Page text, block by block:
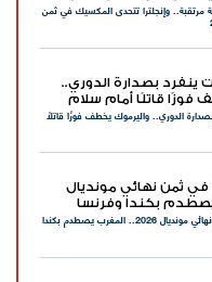
مرتقبة.. وإنجلترا تتحدى المكسيك في ثمن
بصدارة الدوري..
فوزًا قاتلًا أمام سلام
الدوري.. واليرموك يخطف فوزًا قاتلًا
في ثمن نهائي مونديال
يصطدم بكندا وفرنسا
مواجهات نارية في ثمن نهائي مونديال 2026.. المغرب يصطدم بكندا